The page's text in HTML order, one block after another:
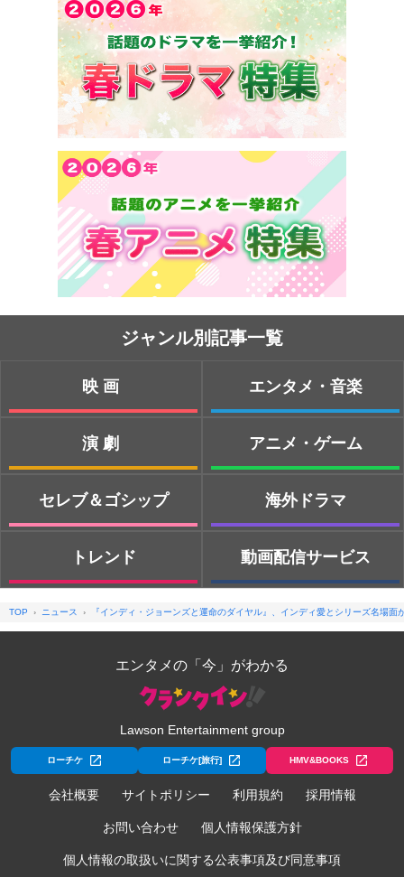
ジャンル別記事一覧
映画
演劇
セレブ＆ゴシップ
トレンド
エンタメ・音楽
アニメ・ゲーム
海外ドラマ
動画配信サービス
TOP ニュース 『インディ・ジョーンズと運命のダイヤル』、インディ愛とシリーズ名場面
エンタメの「今」がわかる
Lawson Entertainment group
ローチケ ローチケ[旅行] HMV&BOOKS
会社概要 サイトポリシー 利用規約 採用情報
お問い合わせ 個人情報保護方針
個人情報の取扱いに関する公表事項及び同意事項